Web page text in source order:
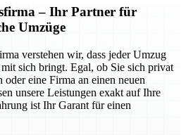
– Ihr Partner für
Umzüge
verstehen wir, dass jeder Umzug
sich bringt. Egal, ob Sie sich privat
eine Firma an einen neuen
unsere Leistungen exakt auf Ihre
ist Ihr Garant für einen